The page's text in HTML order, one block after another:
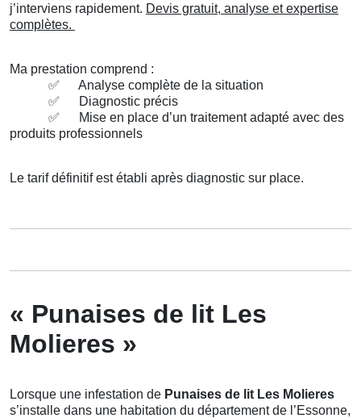
j’interviens rapidement. Devis gratuit, analyse et expertise
complètes.
Ma prestation comprend :
✅
Analyse complète de la situation
✅
Diagnostic précis
✅
Mise en place d’un traitement adapté avec des
produits professionnels
Le tarif définitif est établi après diagnostic sur place.
« Punaises de lit Les
Molieres »
Lorsque une infestation de Punaises de lit Les Molieres
s’installe dans une habitation du département de l’Essonne,